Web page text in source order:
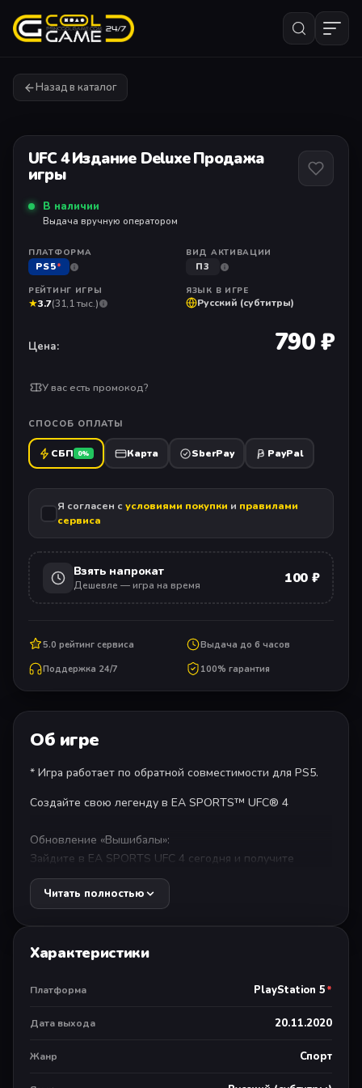
Назад в каталог
UFC 4 Издание Deluxe Продажа
игры
В наличии
Выдача вручную оператором
ПЛАТФОРМА
PS5*
ВИД АКТИВАЦИИ
П3
РЕЙТИНГ ИГРЫ
★3.7(31,1 тыс.)
ЯЗЫК В ИГРЕ
Русский (субтитры)
Цена: 790 ₽
У вас есть промокод?
СПОСОБ ОПЛАТЫ
СБП 0% Карта SberPay PayPal
Я согласен с условиями покупки и правилами
сервиса
Взять напрокат
Дешевле — игра на время 100 ₽
5.0 рейтинг сервиса
Выдача до 6 часов
Поддержка 24/7
100% гарантия
Об игре
* Игра работает по обратной совместимости для PS5.
Создайте свою легенду в EA SPORTS™ UFC® 4
Обновление «Вышибалы»:
Зайдите в EA SPORTS UFC 4 сегодня и получите
обновление для бойцов «Вышибалы». В обновление
вошли:
• Taila Santos
получите:
- Tyson Fury
Читать полностью
Характеристики
Платформа PlayStation 5*
Дата выхода 20.11.2020
Жанр Спорт